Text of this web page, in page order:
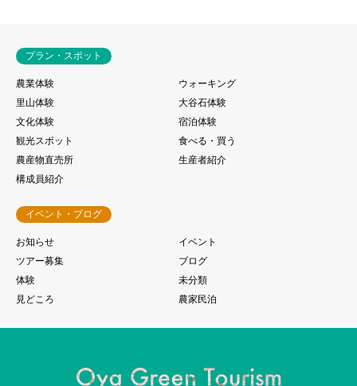
プラン・スポット
農業体験
ウォーキング
里山体験
大谷石体験
文化体験
宿泊体験
観光スポット
食べる・買う
農産物直売所
生産者紹介
構成員紹介
イベント・ブログ
お知らせ
イベント
ツアー募集
ブログ
体験
未分類
見どころ
農家民泊